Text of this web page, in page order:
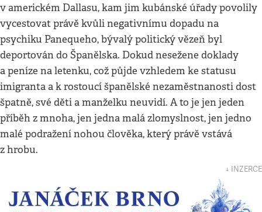
v americkém Dallasu, kam jim kubánské úřady povolily
vycestovat právě kvůli negativnímu dopadu na
psychiku Panequeho, bývalý politický vězeň byl
deportován do Španělska. Dokud nesežene doklady
a peníze na letenku, což půjde vzhledem ke statusu
imigranta a k rostoucí španělské nezaměstnanosti dost
špatně, své děti a manželku neuvidí. A to je jen jeden
příběh z mnoha, jen jedna malá zlomyslnost, jen jedno
malé podražení nohou člověka, který právě vstává
z hrobu.
↓ INZERCE